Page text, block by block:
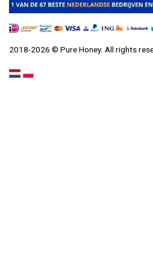
2018-2026 © Pure Honey. All rights